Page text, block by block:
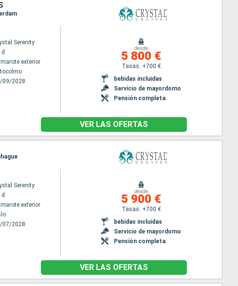
Serenity
d
exterior
09/2028
desde
5 800 €
Tasas: +700 €
bebidas incluidas
Servicio de mayordomo
Pensión completa
VER LAS OFERTAS
Serenity
d
exterior
07/2028
desde
5 900 €
Tasas: +700 €
bebidas incluidas
Servicio de mayordomo
Pensión completa
VER LAS OFERTAS